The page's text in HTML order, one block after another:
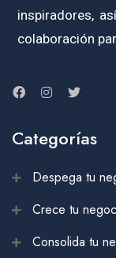
inspiradores,
colaboración
Categorías
Despega tu
Crece tu
Consolida tu